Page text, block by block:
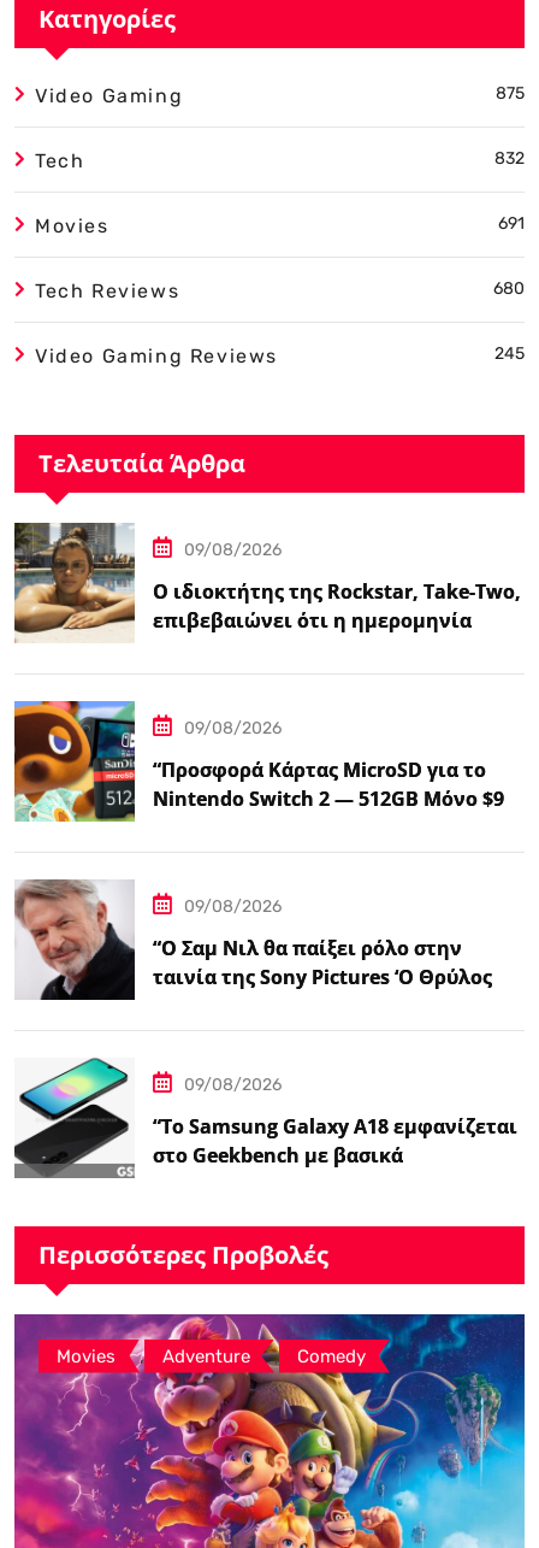
Κατηγορίες
Video Gaming 875
Tech 832
Movies 691
Tech Reviews 680
Video Gaming Reviews 245
Τελευταία Άρθρα
09/08/2026
Ο ιδιοκτήτης της Rockstar, Take-Two,
επιβεβαιώνει ότι η ημερομηνία
09/08/2026
“Προσφορά Κάρτας MicroSD για το
Nintendo Switch 2 — 512GB Μόνο $98
09/08/2026
“Ο Σαμ Νιλ θα παίξει ρόλο στην
ταινία της Sony Pictures ‘Ο Θρύλος
09/08/2026
“Το Samsung Galaxy A18 εμφανίζεται
στο Geekbench με βασικά
Περισσότερες Προβολές
Movies , Adventure , Comedy